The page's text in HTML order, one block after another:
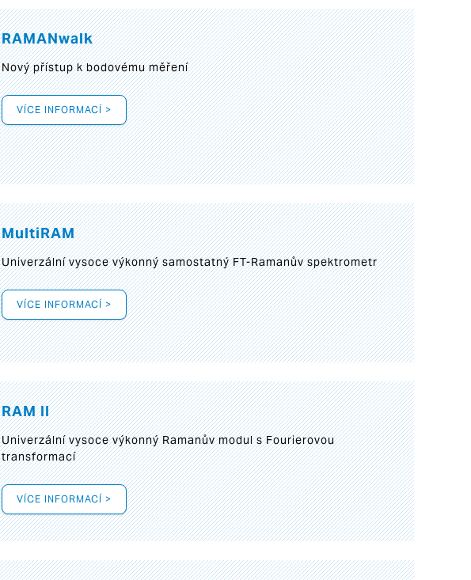
RAMANwalk
Nový přístup k bodovému měření
VÍCE INFORMACÍ >
MultiRAM
Univerzální vysoce výkonný samostatný FT-Ramanův spektrometr
VÍCE INFORMACÍ >
RAM II
Univerzální vysoce výkonný Ramanův modul s Fourierovou
transformací
VÍCE INFORMACÍ >